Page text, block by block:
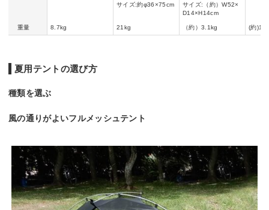
サイズ:約φ36×75cm
サイズ:（約）W52×
D14×H14cm
重量 8.7kg 21kg （約）3.1kg (約)1kg
夏用テントの選び方
種類を選ぶ
風の通りがよいフルメッシュテント